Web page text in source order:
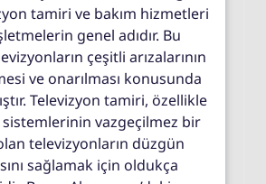
tamiri ve bakım hizmetleri
genel adıdır. Bu
çeşitli arızalarının
ve onarılması konusunda
Televizyon tamiri, özellikle
sistemlerinin vazgeçilmez bir
televizyonların düzgün
sağlamak için oldukça